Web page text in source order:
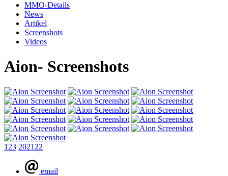
MMO-Details
News
Artikel
Screenshots
Videos
Aion- Screenshots
1 23 2021 22
email